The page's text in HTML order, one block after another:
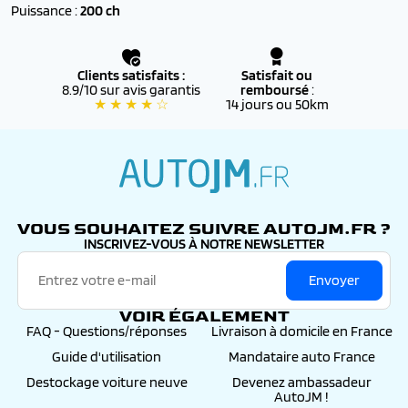
✔️ Couvert par la
✔️ Éligibles aufinancement
aides à l’achat
(bonus écologique, reprise, etc.)
✔️ Accompagnés d’un
suivi personnalisé par nos
Puissance :200 ch
Clients satisfaits :
8.9/10 sur avis garantis
★ ★ ★ ★ ☆
Satisfait ou
remboursé:
14 jours ou 50km
VOUS SOUHAITEZ SUIVRE AUTOJM.FR ?
INSCRIVEZ-VOUS À NOTRE NEWSLETTER
Envoyer
VOIR ÉGALEMENT
FAQ - Questions/réponses
Livraison à domicile en France
Guide d'utilisation
Mandataire auto France
Destockage voiture neuve
Devenez ambassadeur
AutoJM !